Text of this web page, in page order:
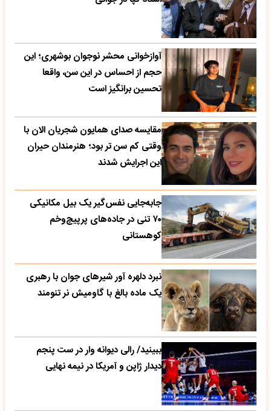
آوازخوانی محشر نوجوان بوشهری؛ این
حجم از احساس در این سن، واقعا
تحسین‌ برانگیز است
مقایسه صدای همایون شجریان الان با
وقتی کم سن تر بود؛ هنرمندان حیران
این اجرایش شدند
جابه‌جایی نفس‌گیر یک بیل مکانیکی
۷۰ تنی در جاده‌های پرپیچ‌وخم
کوهستانی
نبرد دلهره آور شیرهای جوان با رهبری
یک ماده بالغ با گاومیش نر تنومند
ببینید/ رالی دیوانه وار در ست پنجم
دیدار ژاپن و آمریکا در نیمه نهایی